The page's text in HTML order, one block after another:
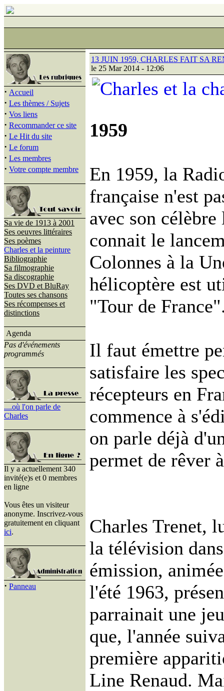
· Accueil
· Les thèmes / Sujets
· Vos liens
· Recommander ce site
· Le Hit du site
· Le forum
· Les membres
· Votre compte membre
Sa vie de 1913 à 2001
Ses oeuvres littéraires
Ses poèmes
Charles et la peinture
Bibliographie
Sa filmographie
Sa discographie
Ses DVD et BluRay
Toutes ses chansons
Ses récompenses et
distinctions
Agenda
Pas d'événements
programmés
....où l'on parle de
Charles
Il y a actuellement 340
invité(e)s et 0 membres
en ligne
Vous êtes un visiteur
anonyme. Inscrivez-vous
gratuitement en cliquant
ici.
· Panneau
13 JUIN 1959, CHARLES FAIT SA
le 25 Mar 2014 - 12:06
1959
En 1959, la
française n'est
avec son
connait le
Colonnes à la
hélicoptère est
"Tour de
Il faut émettre
satisfaire les
récepteurs en
commence à
on parle déjà
permet de rêver
Charles Trenet,
la télévision
émission,
l'été 1963,
parrainait une
que, l'année
première
Line Renaud.